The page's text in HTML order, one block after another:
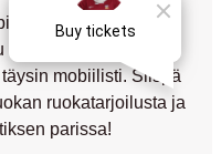
uudistuneelle
klubilippu toimii
mobiilisti. Siispä
ruokatarjoilusta ja
parissa!